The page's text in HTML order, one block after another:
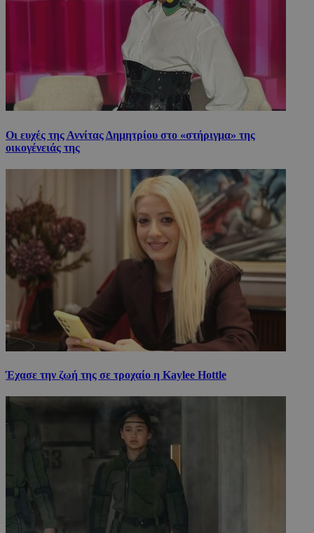
Οι ευχές της Αννίτας Δημητρίου στο «στήριγμα» της
οικογένειάς της
Έχασε την ζωή της σε τροχαίο η Kaylee Hottle